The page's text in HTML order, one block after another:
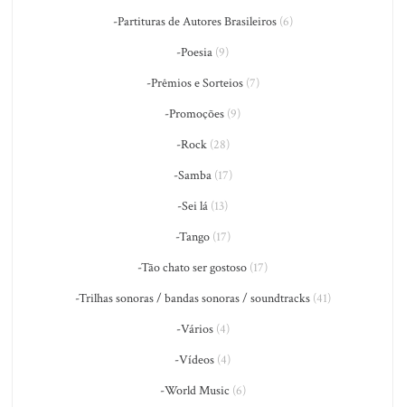
-Partituras de Autores Brasileiros(6)
-Poesia (9)
-Prêmios e Sorteios(7)
-Promoções (9)
-Rock(28)
-Samba(17)
-Sei lá (13)
-Tango(17)
-Tão chato ser gostoso (17)
-Trilhas sonoras / bandas sonoras / soundtracks(41)
-Vários(4)
-Vídeos (4)
-World Music (6)